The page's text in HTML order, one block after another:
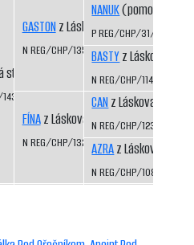
1435/07/09
GASTONz Láskova
N REG/CHP/1354/04/06
FÍNAz Láskova
N REG/CHP/1325/03/05
NANUK(pomocný
P REG/CHP/31/99/01
BASTYz Láskova
N REG/CHP/1141/99/01
CANz Láskova
N REG/CHP/1233/01/03
AZRAz Láskova
N REG/CHP/1085/98/